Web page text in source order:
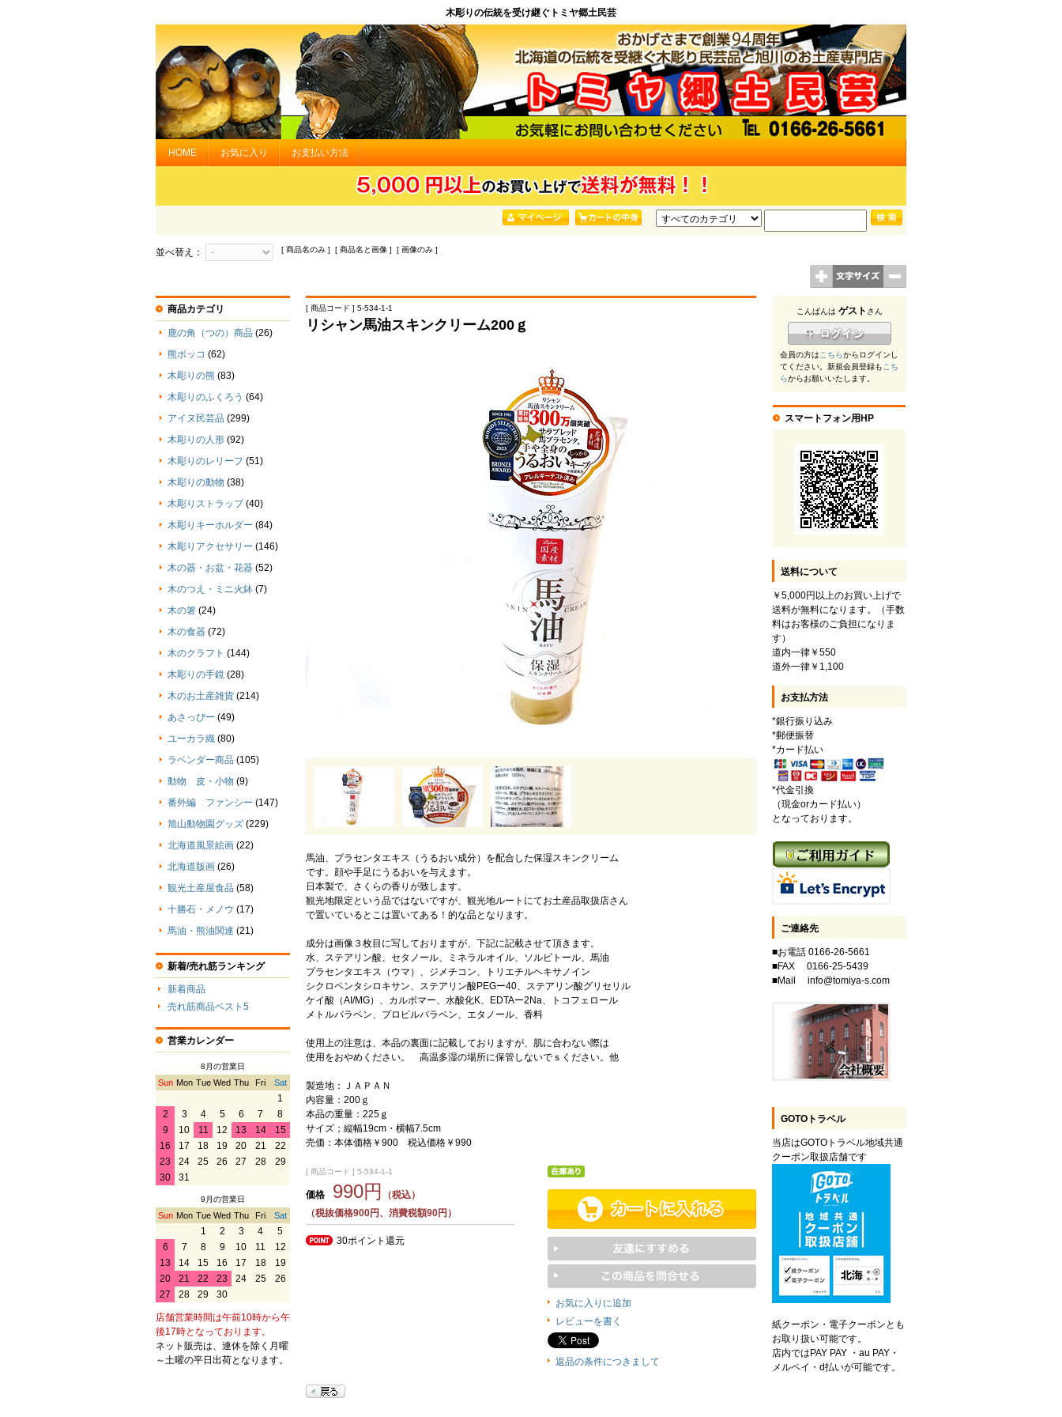
木彫りの伝統を受け継ぐトミヤ郷土民芸
HOME お気に入り お支払い方法
並べ替え： [ 商品名のみ ] [ 商品名と画像 ] [ 画像のみ ]
[ 商品コード ] 5-534-1-1
リシャン馬油スキンクリーム200ｇ
馬油、プラセンタエキス（うるおい成分）を配合した保湿スキンクリーム
です。顔や手足にうるおいを与えます。
日本製で、さくらの香りが致します。
観光地限定という品ではないですが、観光地ルートにてお土産品取扱店さん
で置いているとこは置いてある！的な品となります。
成分は画像３枚目に写しておりますが、下記に記載させて頂きます。
水、ステアリン酸、セタノール、ミネラルオイル、ソルビトール、馬油
プラセンタエキス（ウマ）、ジメチコン、トリエチルヘキサノイン
シクロペンタシロキサン、ステアリン酸PEGー40、ステアリン酸グリセリル
ケイ酸（AI/MG）、カルボマー、水酸化K、EDTAー2Na、トコフェロール
メトルパラベン、プロピルパラベン、エタノール、香料
使用上の注意は、本品の裏面に記載しておりますが、肌に合わない際は
使用をおやめください。 高温多湿の場所に保管しないでｓください。他
製造地：ＪＡＰＡＮ
内容量：200ｇ
本品の重量：225ｇ
サイズ；縦幅19cm・横幅7.5cm
売価：本体価格￥900 税込価格￥990
[ 商品コード ] 5-534-1-1
価格 990円
（税込）
（税抜価格900円、消費税額90円）
30ポイント還元
お気に入りに追加
レビューを書く
返品の条件につきまして
商品カテゴリ
鹿の角（つの）商品 (26)
熊ボッコ (62)
木彫りの熊 (83)
木彫りのふくろう (64)
アイヌ民芸品 (299)
木彫りの人形 (92)
木彫りのレリーフ (51)
木彫りの動物 (38)
木彫りストラップ (40)
木彫りキーホルダー (84)
木彫りアクセサリー (146)
木の器・お盆・花器 (52)
木のつえ・ミニ火鉢 (7)
木の箸 (24)
木の食器 (72)
木のクラフト (144)
木彫りの手鏡 (28)
木のお土産雑貨 (214)
あさっぴー (49)
ユーカラ織 (80)
ラベンダー商品 (105)
動物 皮・小物 (9)
番外編 ファンシー (147)
旭山動物園グッズ (229)
北海道風景絵画 (22)
北海道版画 (26)
観光土産屋食品 (58)
十勝石・メノウ (17)
馬油・熊油関連 (21)
新着/売れ筋ランキング
新着商品
売れ筋商品ベスト5
営業カレンダー
8月の営業日
Sun Mon Tue Wed Thu Fri Sat
1
2
3 4 5 6 7
8
9
10 11 12 13 14
15
16
17 18 19 20 21
22
23
24 25 26 27 28
29
30
31
9月の営業日
Sun Mon Tue Wed Thu Fri Sat
1 2 3 4
5
6
7 8 9 10 11
12
13
14 15 16 17 18
19
20
21 22 23 24 25
26
27
28 29 30
店舗営業時間は午前10時から午
後17時となっております。
ネット販売は、連休を除く月曜
～土曜の平日出荷となります。
こんばんは ゲスト さん
会員の方はこちらからログインし
てください。新規会員登録もこち
らからお願いいたします。
スマートフォン用HP
送料について
￥5,000円以上のお買い上げで
送料が無料になります。（手数
料はお客様のご負担になりま
す）
道内一律￥550
道外一律￥1,100
お支払方法
*銀行振り込み
*郵便振替
*カード払い
*代金引換
（現金orカード払い）
となっております。
ご連絡先
■お電話 0166-26-5661
■FAX 0166-25-5439
■Mail info@tomiya-s.com
GOTOトラベル
当店はGOTOトラベル地域共通
クーポン取扱店舗です
紙クーポン・電子クーポンとも
お取り扱い可能です。
店内ではPAY PAY ・au PAY・
メルペイ・d払いが可能です。